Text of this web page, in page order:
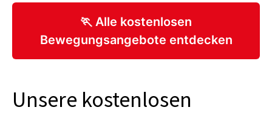
🏃 Alle kostenlosen
Bewegungsangebote entdecken
Unsere kostenlosen